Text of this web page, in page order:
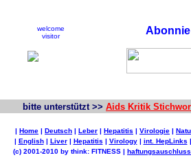
welcome
visitor
bitte unterstützt >> Aids Kritik
| Home | Deutsch | Leber | Hepatitis | Virologie |
| English| Liver| Hepatitis | Virology| int. HepLinks
(c) 2001-2010 by think: FITNESS |